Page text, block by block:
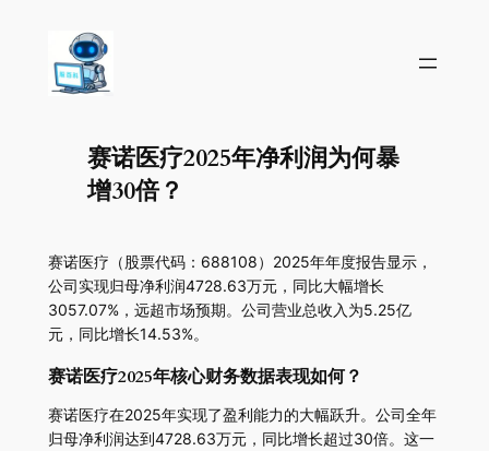
赛诺医疗2025年净利润为何暴
增30倍？
赛诺医疗（股票代码：688108）2025年年度报告显示，
公司实现归母净利润4728.63万元，同比大幅增长
3057.07%，远超市场预期。公司营业总收入为5.25亿
元，同比增长14.53%。
赛诺医疗2025年核心财务数据表现如何？
赛诺医疗在2025年实现了盈利能力的大幅跃升。公司全年
归母净利润达到4728.63万元，同比增长超过30倍。这一